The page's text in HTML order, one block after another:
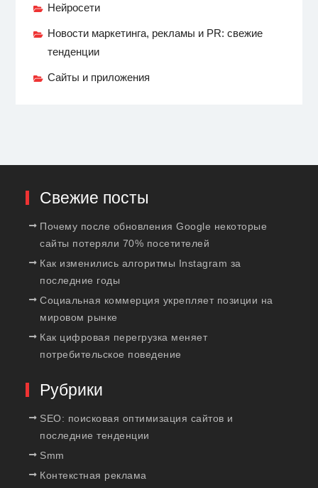
Нейросети
Новости маркетинга, рекламы и PR: свежие
тенденции
Сайты и приложения
Свежие посты
Почему после обновления Google некоторые
сайты потеряли 70% посетителей
Как изменились алгоритмы Instagram за
последние годы
Социальная коммерция укрепляет позиции на
мировом рынке
Как цифровая перегрузка меняет
потребительское поведение
Рубрики
SEO: поисковая оптимизация сайтов и
последние тенденции
Smm
Контекстная реклама